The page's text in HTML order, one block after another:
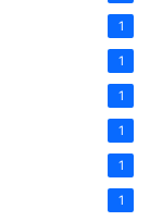
1
1
1
1
1
1